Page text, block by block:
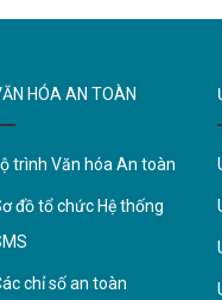
HÓA AN TOÀN
trình Văn hóa An toàn
đồ tổ chức Hệ thống
chỉ số an toàn